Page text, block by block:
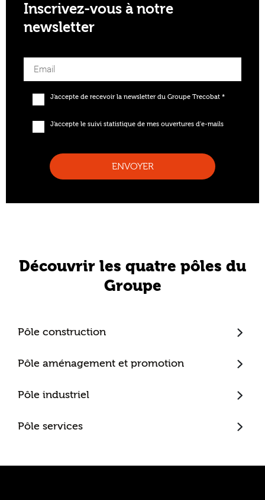
Inscrivez-vous à notre
newsletter
J'accepte de recevoir la newsletter du Groupe Trecobat *
J'accepte le suivi statistique de mes ouvertures d'e-mails
ENVOYER
Découvrir les quatre pôles du
Groupe
Pôle construction
Mureno
Pôle aménagement et promotion
Pôle industriel
Pôle services